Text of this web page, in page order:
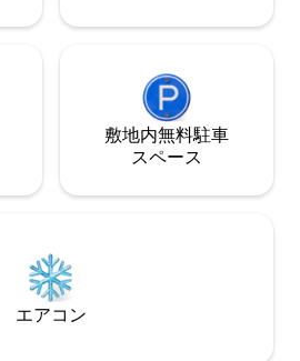
敷地内無料駐⁠車
ス⁠ペ⁠ー⁠ス
エアコン